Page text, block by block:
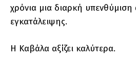
χρόνια μια διαρκή υπενθύμιση
εγκατάλειψης.
Η Καβάλα αξίζει καλύτερα.